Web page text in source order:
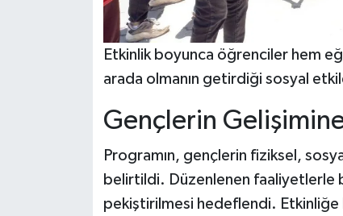
Etkinlik boyunca öğrenciler hem
arada olmanın getirdiği sosyal
Gençlerin Gelişimine
Programın, gençlerin fiziksel,
belirtildi. Düzenlenen faaliyetlerle
pekiştirilmesi hedeflendi. Etkinliğe